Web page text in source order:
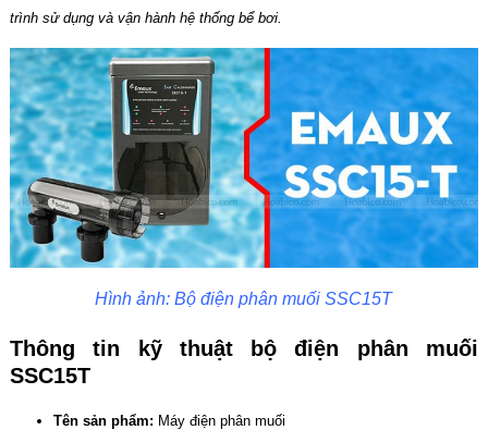
trình sử dụng và vận hành hệ thống bể bơi.
Hình ảnh: Bộ điện phân muối SSC15T
Thông tin kỹ thuật bộ điện phân muối
SSC15T
Tên sản phẩm: Máy điện phân muối